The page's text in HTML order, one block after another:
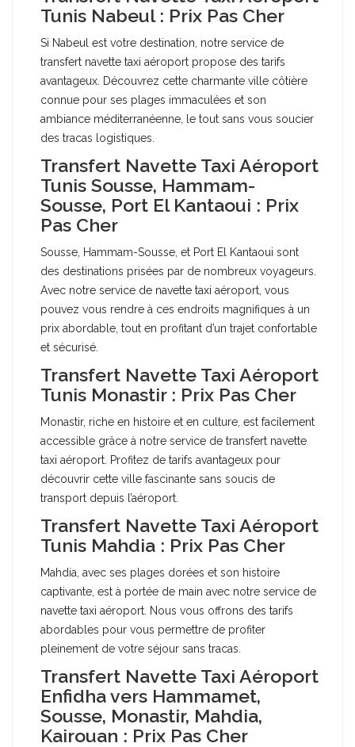
Tunis Nabeul : Prix Pas Cher
Si Nabeul est votre destination, notre service de
transfert navette taxi aéroport propose des tarifs
avantageux. Découvrez cette charmante ville côtière
connue pour ses plages immaculées et son
ambiance méditerranéenne, le tout sans vous soucier
des tracas logistiques.
Transfert Navette Taxi Aéroport
Tunis Sousse, Hammam-
Sousse, Port El Kantaoui : Prix
Pas Cher
Sousse, Hammam-Sousse, et Port El Kantaoui sont
des destinations prisées par de nombreux voyageurs.
Avec notre service de navette taxi aéroport, vous
pouvez vous rendre à ces endroits magnifiques à un
prix abordable, tout en profitant d’un trajet confortable
et sécurisé.
Transfert Navette Taxi Aéroport
Tunis Monastir : Prix Pas Cher
Monastir, riche en histoire et en culture, est facilement
accessible grâce à notre service de transfert navette
taxi aéroport. Profitez de tarifs avantageux pour
découvrir cette ville fascinante sans soucis de
transport depuis l’aéroport.
Transfert Navette Taxi Aéroport
Tunis Mahdia : Prix Pas Cher
Mahdia, avec ses plages dorées et son histoire
captivante, est à portée de main avec notre service de
navette taxi aéroport. Nous vous offrons des tarifs
abordables pour vous permettre de profiter
pleinement de votre séjour sans tracas.
Transfert Navette Taxi Aéroport
Enfidha vers Hammamet,
Sousse, Monastir, Mahdia,
Kairouan : Prix Pas Cher